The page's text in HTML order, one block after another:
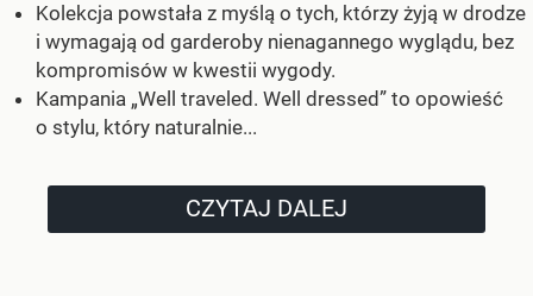
Kolekcja powstała z myślą o tych, którzy żyją w drodze
i wymagają od garderoby nienagannego wyglądu, bez
kompromisów w kwestii wygody.
Kampania „Well traveled. Well dressed” to opowieść
o stylu, który naturalnie...
CZYTAJ DALEJ